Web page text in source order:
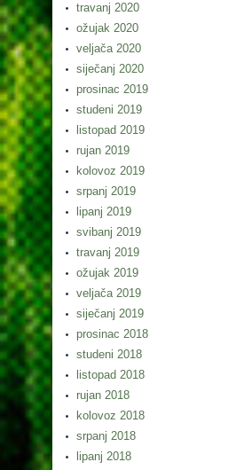
travanj 2020
ožujak 2020
veljača 2020
siječanj 2020
prosinac 2019
studeni 2019
listopad 2019
rujan 2019
kolovoz 2019
srpanj 2019
lipanj 2019
svibanj 2019
travanj 2019
ožujak 2019
veljača 2019
siječanj 2019
prosinac 2018
studeni 2018
listopad 2018
rujan 2018
kolovoz 2018
srpanj 2018
lipanj 2018